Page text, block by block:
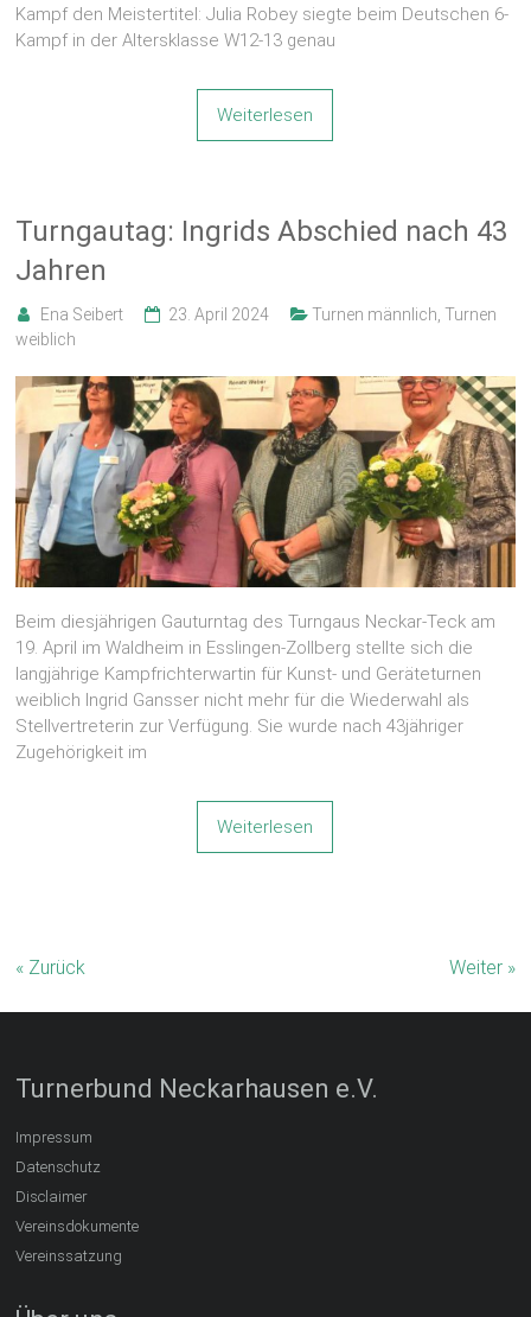
Kampf den Meistertitel: Julia Robey siegte beim Deutschen 6-
Kampf in der Altersklasse W12-13 genau
Weiterlesen
Turngautag: Ingrids Abschied nach 43
Jahren
Ena Seibert 23. April 2024 Turnen männlich Turnen
weiblich
Beim diesjährigen Gauturntag des Turngaus Neckar-Teck am
19. April im Waldheim in Esslingen-Zollberg stellte sich die
langjährige Kampfrichterwartin für Kunst- und Geräteturnen
weiblich Ingrid Gansser nicht mehr für die Wiederwahl als
Stellvertreterin zur Verfügung. Sie wurde nach 43jähriger
Zugehörigkeit im
Weiterlesen
« Zurück Weiter »
Turnerbund Neckarhausen e.V.
Impressum
Datenschutz
Disclaimer
Vereinsdokumente
Vereinssatzung